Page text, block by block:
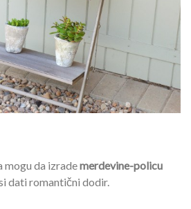
mogu da izrademerdevine-policu
dati romantični dodir.